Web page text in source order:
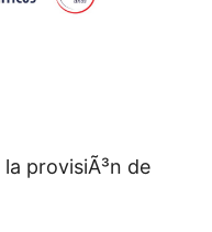
provisiÃ³n de